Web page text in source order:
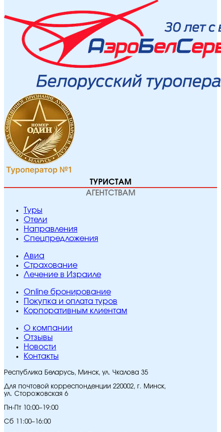
ТУРИСТАМ
АГЕНТСТВАМ
Туры
Отели
Направления
Спецпредложения
Авиа
Страхование
Лечение в Израиле
Online бронирование
Покупка и оплата туров
Корпоративным клиентам
O компании
Отзывы
Новости
Контакты
Республика Беларусь, Минск, ул. Чкалова 35
Для почтовой корреспонденции 220002, г. Минск,
ул. Сторожовская 6
Пн-Пт 10:00–19:00
Сб 11:00–16:00